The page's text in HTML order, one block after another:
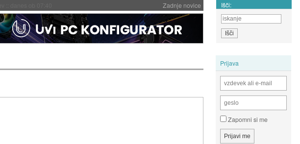
Zadnje novice Išči:
Prijava
Zapomni si me